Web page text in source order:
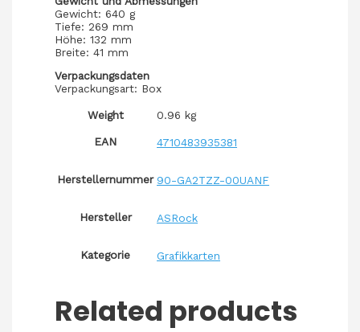
Gewicht: 640 g
Tiefe: 269 mm
Höhe: 132 mm
Breite: 41 mm
Verpackungsdaten
Verpackungsart: Box
Weight 0.96 kg
EAN 4710483935381
Herstellernummer 90-GA2TZZ-00UANF
Hersteller ASRock
Kategorie Grafikkarten
Related products